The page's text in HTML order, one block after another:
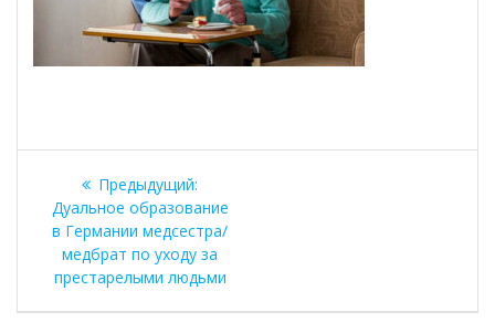
Навигация
по
записям
Предыдущий:
запись:
Дуальное образование
в Германии медсестра/
медбрат по уходу за
престарелыми людьми